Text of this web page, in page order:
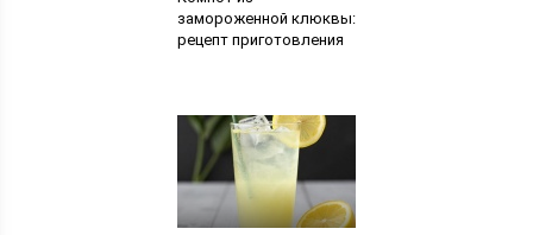
замороженной клюквы:
рецепт приготовления